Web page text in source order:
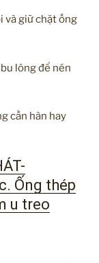
và giữ chặt ống
lông để nén
cần hàn hay
Ống thép
u treo